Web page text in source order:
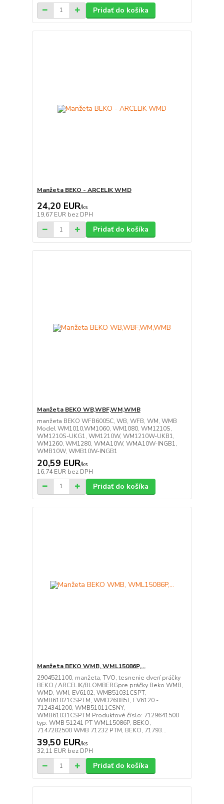
Pridať do košíka
Manžeta BEKO - ARCELIK WMD
24,20 EUR/ks
19,67 EUR bez DPH
Pridať do košíka
Manžeta BEKO WB,WBF,WM,WMB
manžeta BEKO WFB6005C, WB, WFB, WM, WMB
Model WM1010,WM1060, WM1080, WM1210S,
WM1210S-UKG1, WM1210W, WM1210W-UKB1,
WM1260, WM1280, WMA10W, WMA10W-INGB1,
WMB10W, WMB10W-INGB1
20,59 EUR/ks
16,74 EUR bez DPH
Pridať do košíka
Manžeta BEKO WMB, WML15086P,...
2904521100, manžeta, TVO, tesnenie dverí práčky
BEKO / ARCELIK/BLOMBERGpre práčky Beko WMB,
WMD, WMI, EV6102, WMB51031CSPT,
WMB61021CSPTM, WMD26085T, EV6120 -
7124341200, WMB51011CSNY,
WMB61031CSPTM Produktové číslo: 7129641500
typ: WMB 51241 PT WML15086P, BEKO,
7147282500 WMB 71232 PTM, BEKO, 71793...
39,50 EUR/ks
32,11 EUR bez DPH
Pridať do košíka